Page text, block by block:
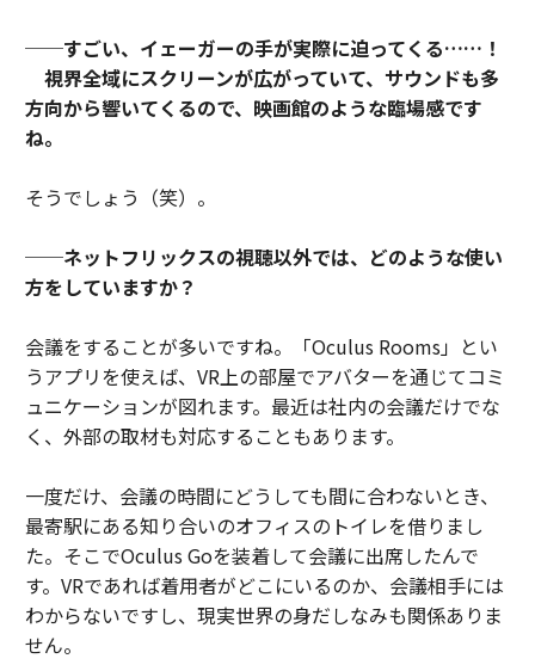
──すごい、イェーガーの手が実際に迫ってくる……！
視界全域にスクリーンが広がっていて、サウンドも多
方向から響いてくるので、映画館のような臨場感です
ね。
そうでしょう（笑）。
──ネットフリックスの視聴以外では、どのような使い
方をしていますか？
会議をすることが多いですね。「Oculus Rooms」とい
うアプリを使えば、VR上の部屋でアバターを通じてコミ
ュニケーションが図れます。最近は社内の会議だけでな
く、外部の取材も対応することもあります。
一度だけ、会議の時間にどうしても間に合わないとき、
最寄駅にある知り合いのオフィスのトイレを借りまし
た。そこでOculus Goを装着して会議に出席したんで
す。VRであれば着用者がどこにいるのか、会議相手には
わからないですし、現実世界の身だしなみも関係ありま
せん。